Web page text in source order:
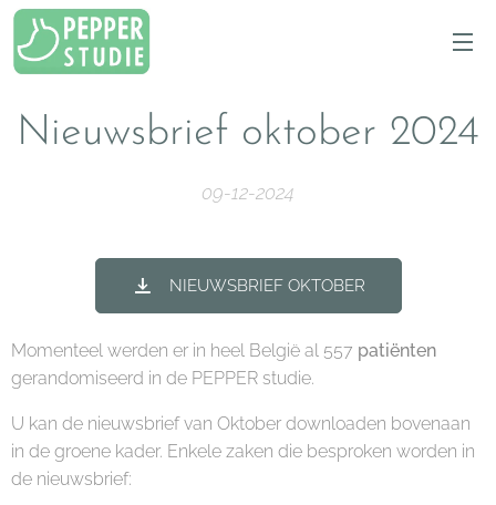
Nieuwsbrief oktober 2024
09-12-2024
NIEUWSBRIEF OKTOBER
Momenteel werden er in heel België al 557 patiënten
gerandomiseerd in de PEPPER studie.
U kan de nieuwsbrief van Oktober downloaden bovenaan
in de groene kader. Enkele zaken die besproken worden in
de nieuwsbrief: